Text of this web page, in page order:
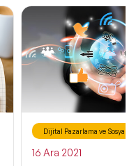
Dijital Pazarlama ve Sosyal
16 Ara 2021